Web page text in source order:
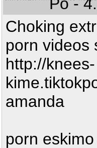
Po -
Choking
porn videos
http://knees-
amanda
porn